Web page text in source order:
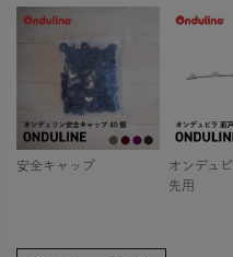
安全キャップ
オンデュ
先用